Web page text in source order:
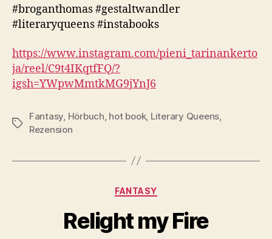
#broganthomas #gestaltwandler
#literaryqueens #instabooks
https://www.instagram.com/pieni_tarinankerto
ja/reel/C9t4IKqtfFQ/?
igsh=YWpwMmtkMG9jYnJ6
Schlagwörter
Fantasy Hörbuch hot book, Literary Queens
Rezension
Kategorien
FANTASY
Relight my Fire